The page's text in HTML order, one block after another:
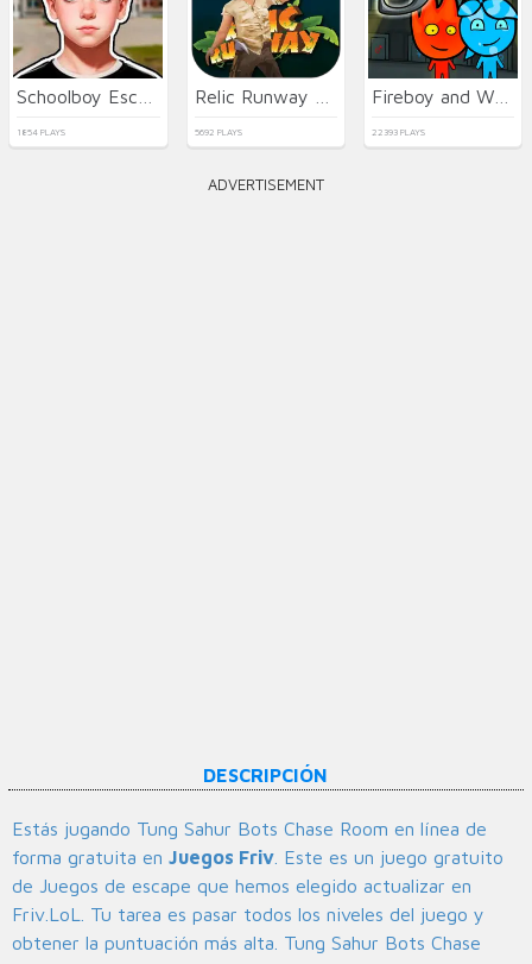
1854 PLAYS 5692 PLAYS
Fireboy and Watergirl 5 Elements
22393 PLAYS
ADVERTISEMENT
DESCRIPCIÓN
Estás jugando Tung Sahur Bots Chase Room en línea de
forma gratuita en Juegos Friv . Este es un juego gratuito
de Juegos de escape que hemos elegido actualizar en
Friv.LoL. Tu tarea es pasar todos los niveles del juego y
obtener la puntuación más alta. Tung Sahur Bots Chase